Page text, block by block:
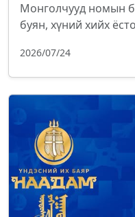
Монголчууд номын
буян, хүний хийх
2026/07/24